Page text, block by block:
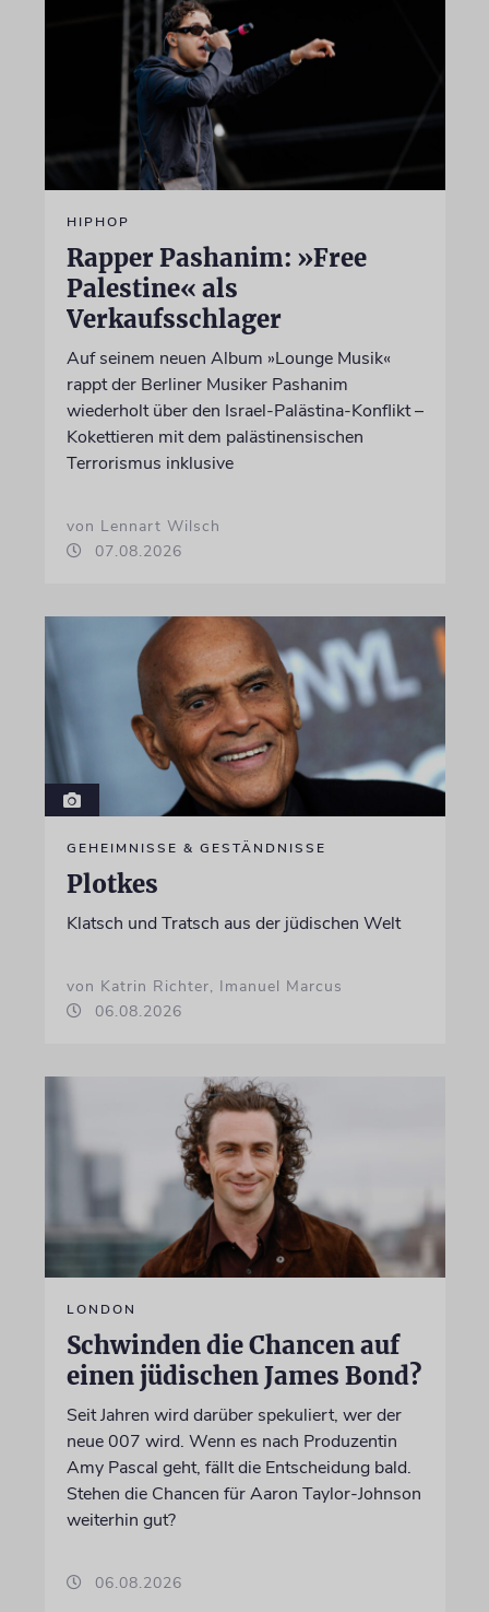
HIPHOP
Rapper Pashanim: »Free
Palestine« als
Verkaufsschlager
Auf seinem neuen Album »Lounge Musik«
rappt der Berliner Musiker Pashanim
wiederholt über den Israel-Palästina-Konflikt –
Kokettieren mit dem palästinensischen
Terrorismus inklusive
von Lennart Wilsch
07.08.2026
GEHEIMNISSE & GESTÄNDNISSE
Plotkes
Klatsch und Tratsch aus der jüdischen Welt
von Katrin Richter, Imanuel Marcus
06.08.2026
LONDON
Schwinden die Chancen auf
einen jüdischen James Bond?
Seit Jahren wird darüber spekuliert, wer der
neue 007 wird. Wenn es nach Produzentin
Amy Pascal geht, fällt die Entscheidung bald.
Stehen die Chancen für Aaron Taylor-Johnson
weiterhin gut?
06.08.2026